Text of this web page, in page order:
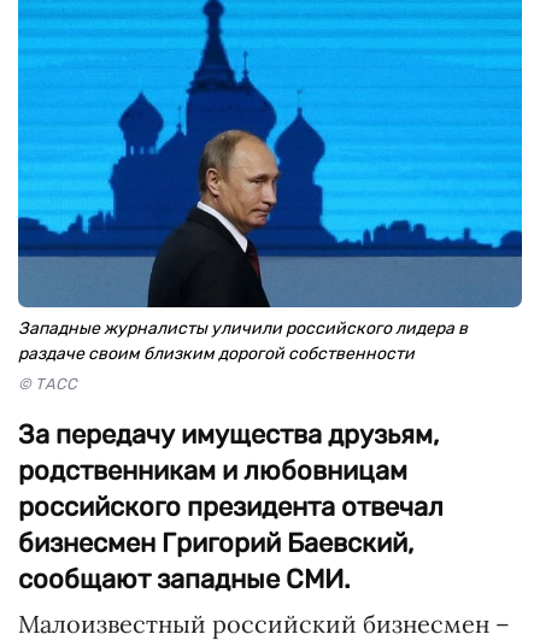
Западные журналисты уличили российского лидера в
раздаче своим близким дорогой собственности
© ТАСС
За передачу имущества друзьям,
родственникам и любовницам
российского президента отвечал
бизнесмен Григорий Баевский,
сообщают западные СМИ.
Малоизвестный российский бизнесмен –